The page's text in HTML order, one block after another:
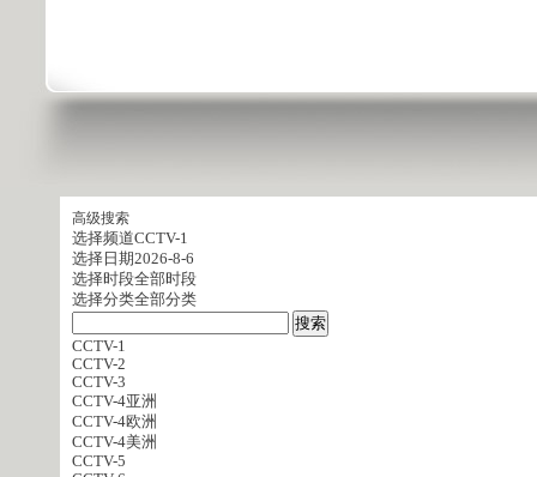
高级搜索
选择频道CCTV-1
选择日期2026-8-6
选择时段全部时段
选择分类全部分类
CCTV-1
CCTV-2
CCTV-3
CCTV-4亚洲
CCTV-4欧洲
CCTV-4美洲
CCTV-5